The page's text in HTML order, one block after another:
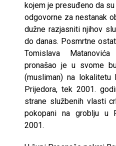
kojem je presuđeno da
odgovorne za nestanak
dužne razjasniti njihov
do danas. Posmrtne
Tomislava
pronašao je u svome
(musliman) na lokalitetu
Prijedora, tek 2001.
strane službenih vlasti
pokopani na groblju u
2001.